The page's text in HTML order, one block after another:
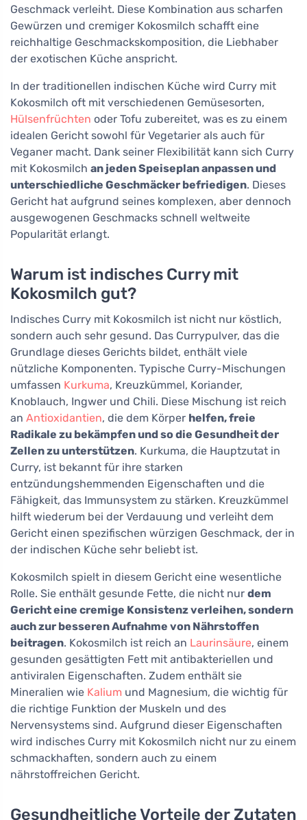
Geschmack verleiht. Diese Kombination aus scharfen
Gewürzen und cremiger Kokosmilch schafft eine
reichhaltige Geschmackskomposition, die Liebhaber
der exotischen Küche anspricht.
In der traditionellen indischen Küche wird Curry mit
Kokosmilch oft mit verschiedenen Gemüsesorten,
Hülsenfrüchten oder Tofu zubereitet, was es zu einem
idealen Gericht sowohl für Vegetarier als auch für
Veganer macht. Dank seiner Flexibilität kann sich Curry
mit Kokosmilch an jeden Speiseplan anpassen und
unterschiedliche Geschmäcker befriedigen. Dieses
Gericht hat aufgrund seines komplexen, aber dennoch
ausgewogenen Geschmacks schnell weltweite
Popularität erlangt.
Warum ist indisches Curry mit
Kokosmilch gut?
Indisches Curry mit Kokosmilch ist nicht nur köstlich,
sondern auch sehr gesund. Das Currypulver, das die
Grundlage dieses Gerichts bildet, enthält viele
nützliche Komponenten. Typische Curry-Mischungen
umfassen Kurkuma, Kreuzkümmel, Koriander,
Knoblauch, Ingwer und Chili. Diese Mischung ist reich
an Antioxidantien, die dem Körper helfen, freie
Radikale zu bekämpfen und so die Gesundheit der
Zellen zu unterstützen. Kurkuma, die Hauptzutat in
Curry, ist bekannt für ihre starken
entzündungshemmenden Eigenschaften und die
Fähigkeit, das Immunsystem zu stärken. Kreuzkümmel
hilft wiederum bei der Verdauung und verleiht dem
Gericht einen spezifischen würzigen Geschmack, der in
der indischen Küche sehr beliebt ist.
Kokosmilch spielt in diesem Gericht eine wesentliche
Rolle. Sie enthält gesunde Fette, die nicht nur dem
Gericht eine cremige Konsistenz verleihen, sondern
auch zur besseren Aufnahme von Nährstoffen
beitragen. Kokosmilch ist reich an Laurinsäure, einem
gesunden gesättigten Fett mit antibakteriellen und
antiviralen Eigenschaften. Zudem enthält sie
Mineralien wie Kalium und Magnesium, die wichtig für
die richtige Funktion der Muskeln und des
Nervensystems sind. Aufgrund dieser Eigenschaften
wird indisches Curry mit Kokosmilch nicht nur zu einem
schmackhaften, sondern auch zu einem
nährstoffreichen Gericht.
Gesundheitliche Vorteile der Zutaten